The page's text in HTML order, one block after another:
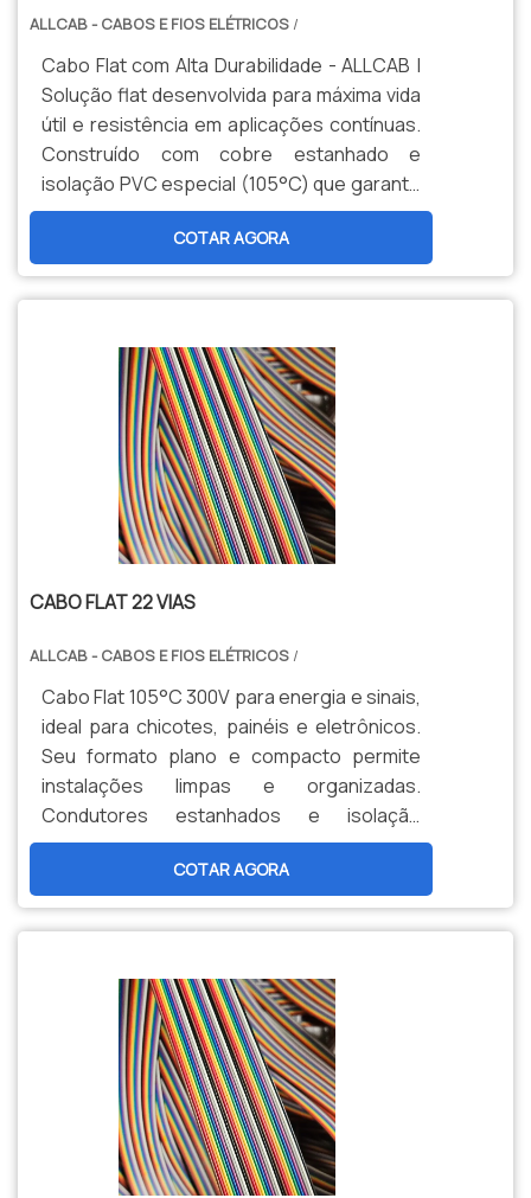
ALLCAB - CABOS E FIOS ELÉTRICOS /
Cabo Flat com Alta Durabilidade - ALLCAB |
Solução flat desenvolvida para máxima vida
útil e resistência em aplicações contínuas.
Construído com cobre estanhado e
isolação PVC especial (105°C) que garante
performance sustentada. Ideal para
sistemas que exigem manutenção reduzida
e operação ininterrupta em ambientes
industriais.
COTAR AGORA
CABO FLAT 22 VIAS
ALLCAB - CABOS E FIOS ELÉTRICOS /
Cabo Flat 105°C 300V para energia e sinais,
ideal para chicotes, painéis e eletrônicos.
Seu formato plano e compacto permite
instalações limpas e organizadas.
Condutores estanhados e isolação
termorresistente garantem confiabilidade
e alta durabilidade.COTAR AGORA